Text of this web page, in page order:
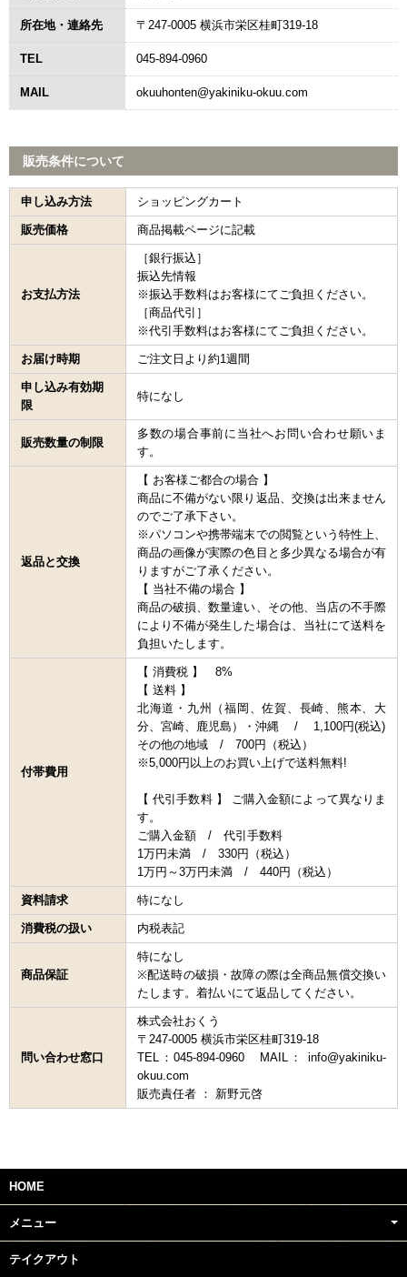
所在地・連絡先 〒247-0005 横浜市栄区桂町319-18
TEL 045-894-0960
MAIL okuuhonten@yakiniku-okuu.com
販売条件について
申し込み方法 ショッピングカート
販売価格 商品掲載ページに記載
お支払方法
［銀行振込］
振込先情報
※振込手数料はお客様にてご負担ください。
［商品代引］
※代引手数料はお客様にてご負担ください。
お届け時期 ご注文日より約1週間
申し込み有効期
限
特になし
販売数量の制限
多数の場合事前に当社へお問い合わせ願いま
す。
返品と交換
【 お客様ご都合の場合 】
商品に不備がない限り返品、交換は出来ません
のでご了承下さい。
※パソコンや携帯端末での閲覧という特性上、
商品の画像が実際の色目と多少異なる場合が有
りますがご了承ください。
【 当社不備の場合 】
商品の破損、数量違い、その他、当店の不手際
により不備が発生した場合は、当社にて送料を
負担いたします。
付帯費用
【 消費税 】 8%
【 送料 】
北海道・九州（福岡、佐賀、長崎、熊本、大
分、宮崎、鹿児島）・沖縄 / 1,100円(税込)
その他の地域 / 700円（税込）
※5,000円以上のお買い上げで送料無料!
【 代引手数料 】 ご購入金額によって異なりま
す。
ご購入金額 / 代引手数料
1万円未満 / 330円（税込）
1万円～3万円未満 / 440円（税込）
資料請求 特になし
消費税の扱い 内税表記
商品保証
特になし
※配送時の破損・故障の際は全商品無償交換い
たします。着払いにて返品してください。
問い合わせ窓口
株式会社おくう
〒247-0005 横浜市栄区桂町319-18
TEL：045-894-0960 MAIL： info@yakiniku-
okuu.com
販売責任者 ： 新野元啓
HOME
メニュー
テイクアウト